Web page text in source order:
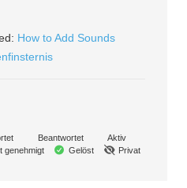
How to Add Sounds
Beantwortet
Aktiv
genehmigt Gelöst
Privat